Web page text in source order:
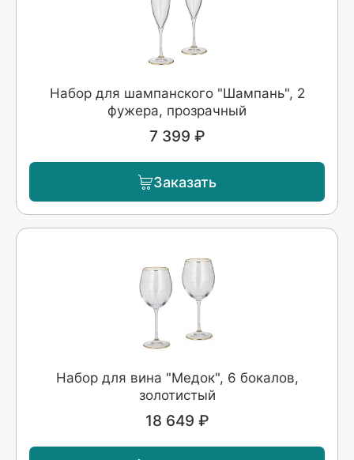
Набор для шампанского "Шампань", 2
фужера, прозрачный
7 399 ₽
Заказать
Набор для вина "Медок", 6 бокалов,
золотистый
18 649 ₽